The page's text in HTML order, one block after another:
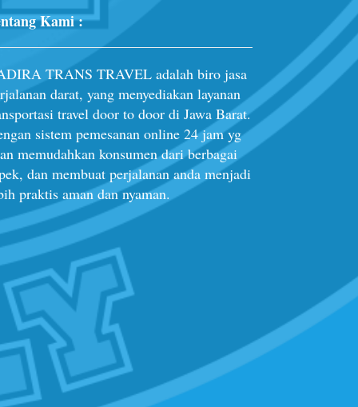
Kami :
TRANS TRAVEL adalah biro jasa
darat, yang menyediakan layanan
travel door to door di Jawa Barat.
sistem pemesanan online 24 jam yg
memudahkan konsumen dari berbagai
dan membuat perjalanan anda menjadi
praktis aman dan nyaman.